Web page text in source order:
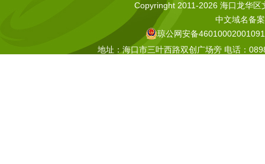
Copyringht 2011-2026 海口龙华区
中文域名备
琼公网安备46010002001091
地址：海口市三叶西路双创广场旁 电话：